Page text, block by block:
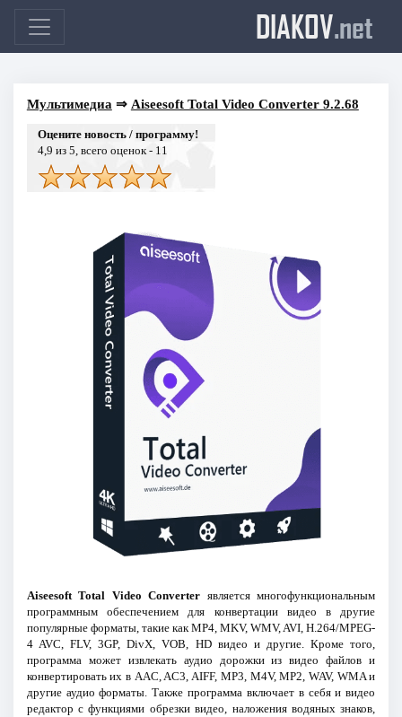
DIAKOV.net
Мультимедиа ⇒ Aiseesoft Total Video Converter 9.2.68
Оцените новость / программу!
4,9 из 5, всего оценок - 11
Aiseesoft Total Video Converter является многофункциональным
программным обеспечением для конвертации видео в другие
популярные форматы, такие как MP4, MKV, WMV, AVI, H.264/MPEG-
4 AVC, FLV, 3GP, DivX, VOB, HD видео и другие. Кроме того,
программа может извлекать аудио дорожки из видео файлов и
конвертировать их в AAC, AC3, AIFF, MP3, M4V, MP2, WAV, WMA и
другие аудио форматы. Также программа включает в себя и видео
редактор с функциями обрезки видео, наложения водяных знаков,